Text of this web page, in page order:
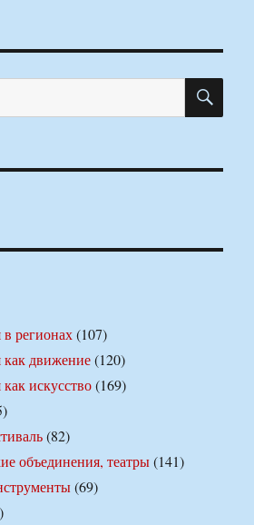
в регионах(107)
как движение(120)
искусство(169)
(82)
объединения, театры(141)
(69)